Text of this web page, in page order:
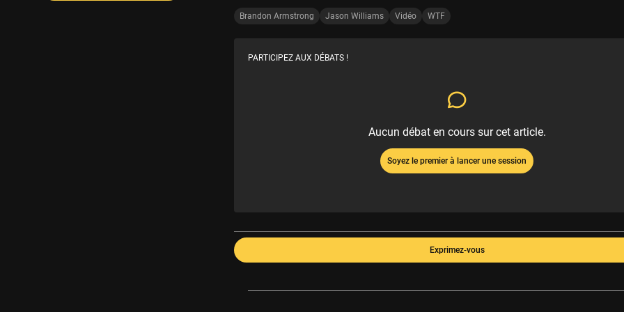
Brandon Armstrong Jason Williams Vidéo WTF
PARTICIPEZ AUX DÉBATS !
Aucun débat en cours sur cet article.
Soyez le premier à lancer une session
Exprimez-vous